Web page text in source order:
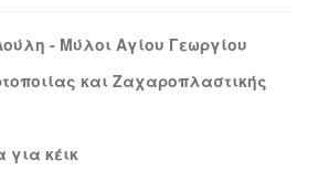
- Μύλοι Αγίου Γεωργίου
και Ζαχαροπλαστικής
για κέικ